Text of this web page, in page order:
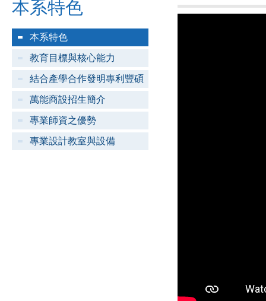
本系特色
本系特色
教育目標與核心能力
結合產學合作發明專利豐碩
萬能商設招生簡介
專業師資之優勢
專業設計教室與設備